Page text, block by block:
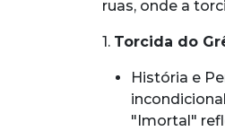
ruas, onde a
1. Torcida do
História e
"Imortal"